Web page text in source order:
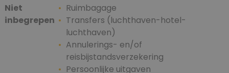
Niet
inbegrepen
Ruimbagage
Transfers (luchthaven-hotel-
luchthaven)
Annulerings- en/of
reisbijstandsverzekering
Persoonlijke uitgaven